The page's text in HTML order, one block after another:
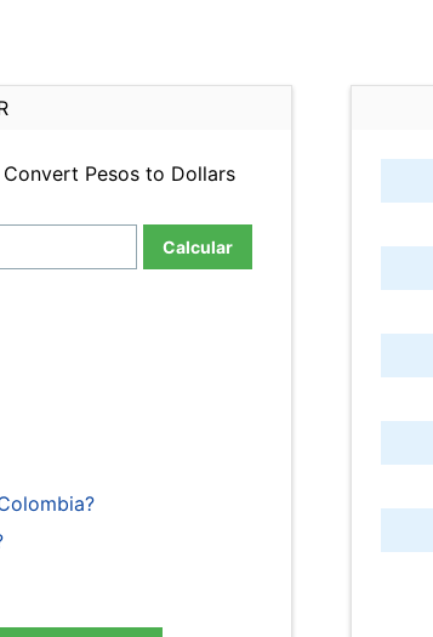
Convert Pesos to Dollars
Calcular